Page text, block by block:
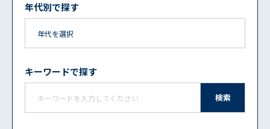
年代別で探す
キーワードで探す
検索